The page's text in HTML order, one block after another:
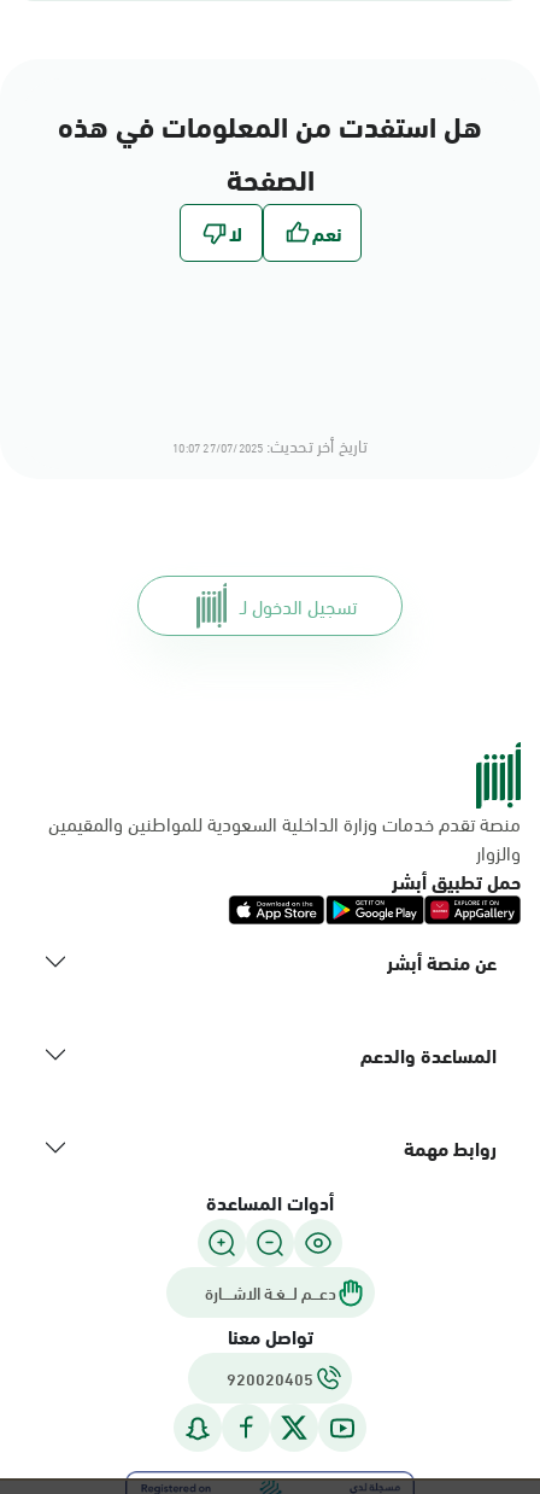
هل استفدت من المعلومات في هذه
الصفحة
تاريخ أخر تحديث: 27/07/2025 10:07
تسجيل الدخول لـ
منصة تقدم خدمات وزارة الداخلية السعودية للمواطنين والمقيمين
والزوار
حمل تطبيق أبشر
عن منصة أبشر
المساعدة والدعم
روابط مهمة
أدوات المساعدة
دعـــم لـــغـة الاشــــارة
تواصل معنا
920020405